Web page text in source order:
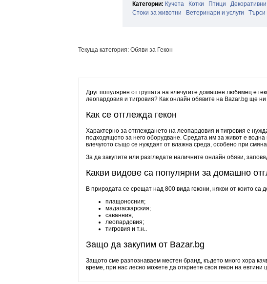
Категории: Кучета Котки Птици
Стоки за животни
Ветеринари и услуги Търси
Текуща категория: Обяви за Гекон
Друг популярен от групата на влечугите домашен любимец е
леопардовия и тигровия? Как онлайн обявите на Bazar.bg ще
Как се отглежда гекон
Характерно за отглеждането на леопардовия и тигровия е
подходящото за него оборудване. Средата им за живот е
влечугото също се нуждаят от влажна среда, особено при
За да закупите или разгледате наличните онлайн обяви,
Какви видове са популярни за домашно
В природата се срещат над 800 вида гекони, някои от които са
плащоносния;
мадагаскарския;
саванния;
леопардовия;
тигровия и т.н..
Защо да закупим от Bazar.bg
Защото сме разпознаваем местен бранд, където много хора
време, при нас лесно можете да откриете своя гекон на евтини